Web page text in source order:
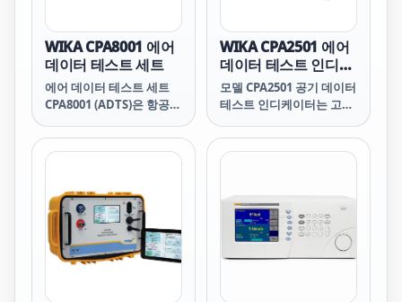
WIKA CPA8001 에어
데이터 테스트 세트
에어 데이터 테스트 세트
CPA8001 (ADTS)은 항공우
해 특별히 제작되었습니다.
CPA8001 컨트롤러는 아날
퓨터 또는 디지털 센서와
속도계, 상승 속도계의 교
정을 위해 사용 가능합니
다. 에어 데이터 테스트 세
트 CPA8001의 모듈러 구조
맞춰 조립할 수 있습니다.
WIKA CPA2501 에어
데이터 테스트 인디케
이터
모델 CPA2501 공기 데이터
테스트 인디케이터는 고도
시, 대기 속도, 고도율 (수
직 공기 속도) 및 대기 속도
에서 사용됩니다. 교정 기
기 또는 항공 전자 공학 인
디케이터에서 높은 정확도
가 요구되는 어느 곳에서나